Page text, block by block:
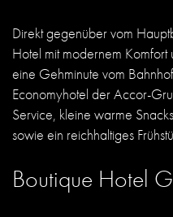
Direkt gegenüber vom
Hotel mit modernem
eine Gehminute vom
Economyhotel der Accor-
Service, kleine warme
sowie ein reichhaltiges
Boutique Hotel